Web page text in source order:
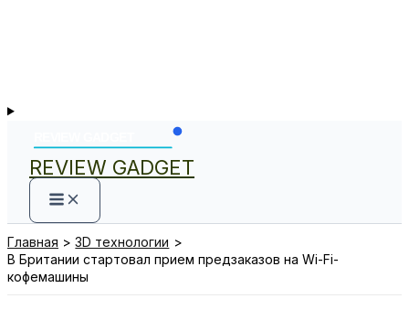
REVIEW GADGET
Главная
3D технологии
В Британии стартовал прием предзаказов на Wi-Fi-
кофемашины